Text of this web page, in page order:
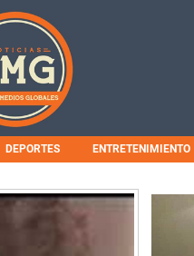
DEPORTES ENTRETENIMIENTO